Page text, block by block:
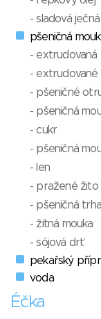
- sladová
pšeničná
- extrudovaná
- extrudované
- pšeničné
- pšeničná
- cukr
- pšeničná
- len
- pražené žito
- pšeničná
- žitná mouka
- sójová drť
pekařský
voda
Éčka